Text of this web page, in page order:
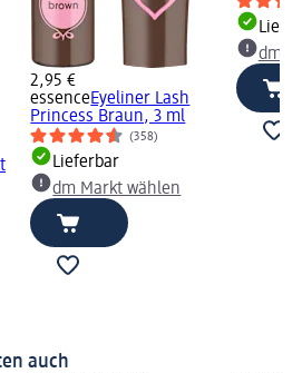
2,95 €
essenceEyeliner Lash
Princess Braun, 3 ml
(358)
Lieferbar
dm Markt wählen
dm
auch